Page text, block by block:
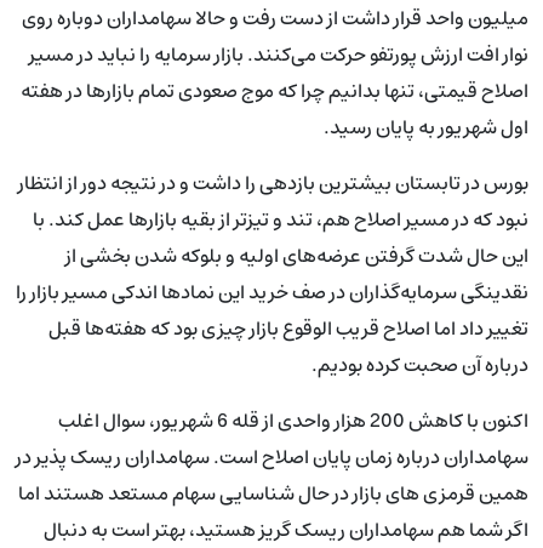
میلیون واحد قرار داشت از دست رفت و حالا سهامداران دوباره روی
نوار افت ارزش پورتفو حرکت می‌کنند. بازار سرمایه را نباید در مسیر
اصلاح قیمتی، تنها بدانیم چرا که موج صعودی تمام بازارها در هفته
اول شهریور به پایان رسید.
بورس در تابستان بیشترین بازدهی را داشت و در نتیجه دور از انتظار
نبود که در مسیر اصلاح هم، تند و تیزتر از بقیه بازارها عمل کند. با
این حال شدت گرفتن عرضه‌های اولیه و بلوکه شدن بخشی از
نقدینگی سرمایه‌گذاران در صف خرید این نمادها اندکی مسیر بازار را
تغییر داد اما اصلاح قریب الوقوع بازار چیزی بود که هفته‌ها قبل
درباره آن صحبت کرده بودیم.
اکنون با کاهش 200 هزار واحدی از قله 6 شهریور، سوال اغلب
سهامداران درباره زمان پایان اصلاح است. سهامداران ریسک پذیر در
همین قرمزی های بازار در حال شناسایی سهام مستعد هستند اما
اگر شما هم سهامداران ریسک گریز هستید، بهتر است به دنبال